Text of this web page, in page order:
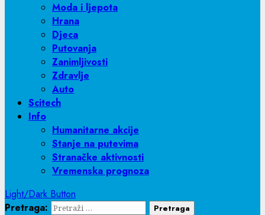
Moda i ljepota
Hrana
Djeca
Putovanja
Zanimljivosti
Zdravlje
Auto
Scitech
Info
Humanitarne akcije
Stanje na putevima
Stranačke aktivnosti
Vremenska prognoza
Light/Dark Button
Pretraga: